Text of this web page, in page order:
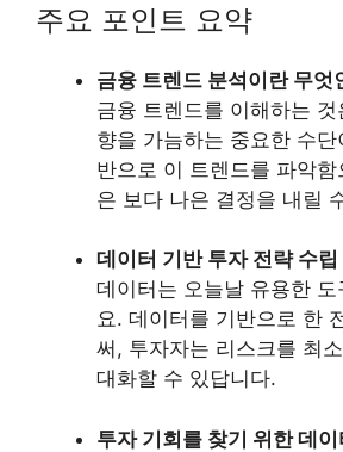
주요 포인트 요약
금융 트렌드 분석이란 무엇
금융 트렌드를 이해하는
향을 가늠하는 중요한 수
반으로 이 트렌드를 파악
은 보다 나은 결정을 내릴
데이터 기반 투자 전략 수립
데이터는 오늘날 유용한 도
요. 데이터를 기반으로 한
써, 투자자는 리스크를 최
대화할 수 있답니다.
투자 기회를 찾기 위한 데